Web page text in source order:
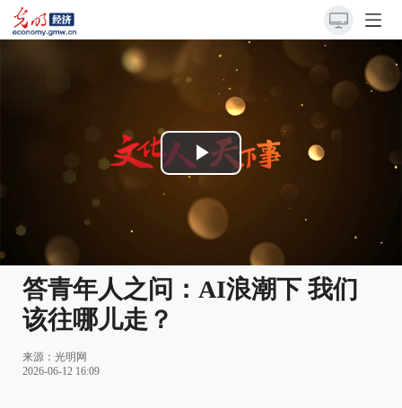
Play
Video
答青年人之问：AI浪潮下 我们
该往哪儿走？
来源： 光明网
2026-06-12 16:09